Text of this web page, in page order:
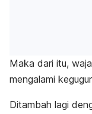
Maka dari itu,
mengalami
Ditambah lagi